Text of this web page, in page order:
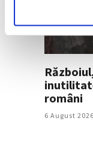
români
6 August 2026